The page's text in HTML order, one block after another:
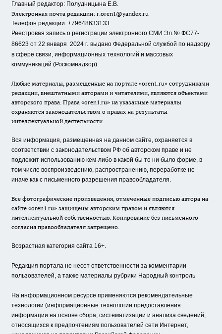
Главный редактор: Полудницына Е.В.
Электронная почта редакции: r.oren1@yandex.ru
Телефон редакции: +79648633133
Реестровая запись о регистрации электронного СМИ Эл.№ ФС77-
86623 от 22 января 2024 г. выдано Федеральной службой по надзору
в сфере связи, информационных технологий и массовых
коммуникаций (Роскомнадзор).
Любые материалы, размещенные на портале «oren1.ru» сотрудниками
редакции, внештатными авторами и читателями, являются объектами
авторского права. Права «oren1.ru» на указанные материалы
охраняются законодательством о правах на результаты
интеллектуальной деятельности.
Вся информация, размещенная на данном сайте, охраняется в
соответствии с законодательством РФ об авторском праве и не
подлежит использованию кем-либо в какой бы то ни было форме, в
том числе воспроизведению, распространению, переработке не
иначе как с письменного разрешения правообладателя.
Все фотографические произведения, отмеченные подписью автора на
сайте «oren1.ru» защищены авторским правом и являются
интеллектуальной собственностью. Копирование без письменного
согласия правообладателя запрещено.
Возрастная категория сайта 16+.
Редакция портала не несет ответственности за комментарии
пользователей, а также материалы рубрики Народный контроль
На информационном ресурсе применяются рекомендательные
технологии (информационные технологии предоставления
информации на основе сбора, систематизации и анализа сведений,
относящихся к предпочтениям пользователей сети Интернет,